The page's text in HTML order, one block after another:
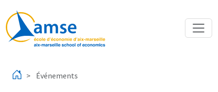
Événements